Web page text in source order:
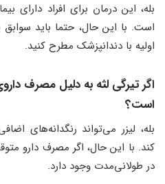
بله، این درمان برای افراد دارای
است. با این حال، حتما باید
اولیه با دندانپزشک مطرح کنید.
اگر تیرگی لثه به دلیل مصرف
است؟
بله، لیزر می‌تواند رنگدانه‌های
کند. با این حال، اگر مصرف دارو
در طولانی‌مدت وجود دارد.